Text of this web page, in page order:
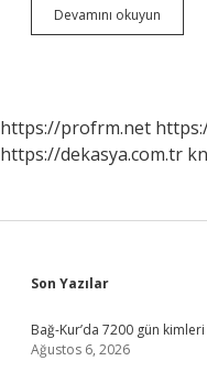
Devamını okuyun
Hastaları
https://profrm.net
https://dekasya.com.tr
Sidebar
Son Yazılar
Bağ-Kur’da 7200 gün
Ağustos 6, 2026